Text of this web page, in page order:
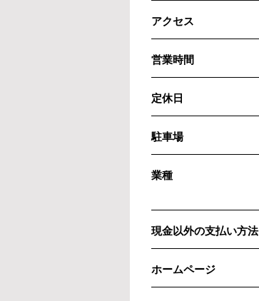
アクセス
営業時間
定休日
駐車場
業種
現金以外の支払い方法
ホームページ